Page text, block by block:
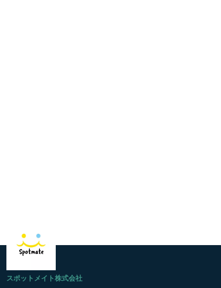
スポットメイト株式会社